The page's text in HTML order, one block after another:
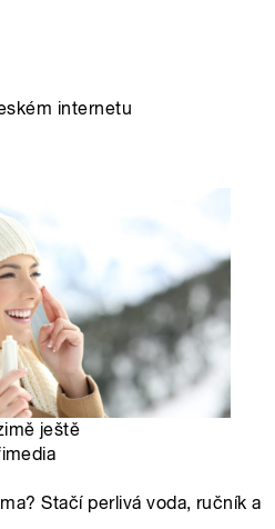
internetu
ještě
Stačí perlivá voda, ručník a